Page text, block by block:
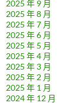
2025 年 9 月
2025 年 8 月
2025 年 7 月
2025 年 6 月
2025 年 5 月
2025 年 4 月
2025 年 3 月
2025 年 2 月
2025 年 1 月
2024 年 12 月